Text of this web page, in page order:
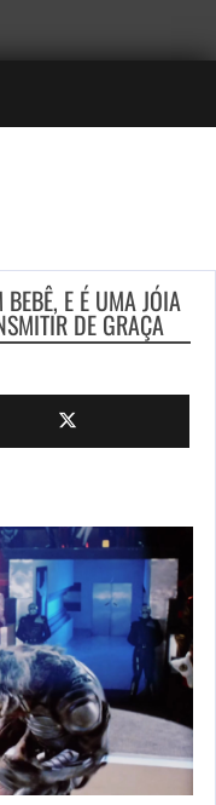
E É UMA JÓIA
DE GRAÇA